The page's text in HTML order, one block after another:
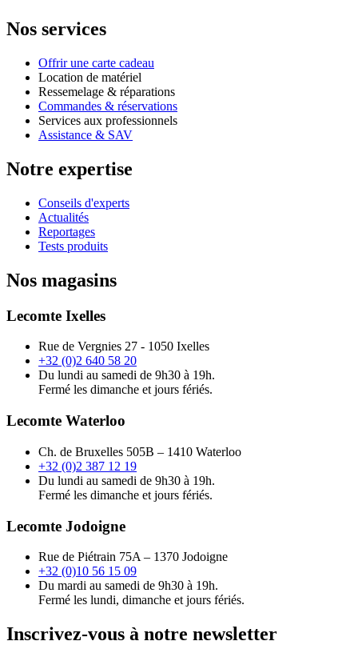
Nos services
Offrir une carte cadeau
Location de matériel
Ressemelage & réparations
Commandes & réservations
Services aux professionnels
Assistance & SAV
Notre expertise
Conseils d'experts
Actualités
Reportages
Tests produits
Nos magasins
Lecomte Ixelles
Rue de Vergnies 27 - 1050 Ixelles
+32 (0)2 640 58 20
Du lundi au samedi de 9h30 à 19h.
Fermé les dimanche et jours fériés.
Lecomte Waterloo
Ch. de Bruxelles 505B – 1410 Waterloo
+32 (0)2 387 12 19
Du lundi au samedi de 9h30 à 19h.
Fermé les dimanche et jours fériés.
Lecomte Jodoigne
Rue de Piétrain 75A – 1370 Jodoigne
+32 (0)10 56 15 09
Du mardi au samedi de 9h30 à 19h.
Fermé les lundi, dimanche et jours fériés.
Inscrivez-vous à notre newsletter